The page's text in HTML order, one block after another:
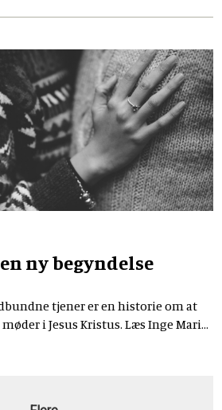
ny begyndelse
tjener er en historie om at
i Jesus Kristus. Læs Inge Marie